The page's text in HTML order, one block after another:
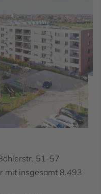
51-57
mit insgesamt 8.493